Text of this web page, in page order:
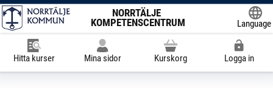
NORRTÄLJE
KOMPETENSCENTRUM
Language
Hitta kurser Mina sidor Kurskorg Logga in